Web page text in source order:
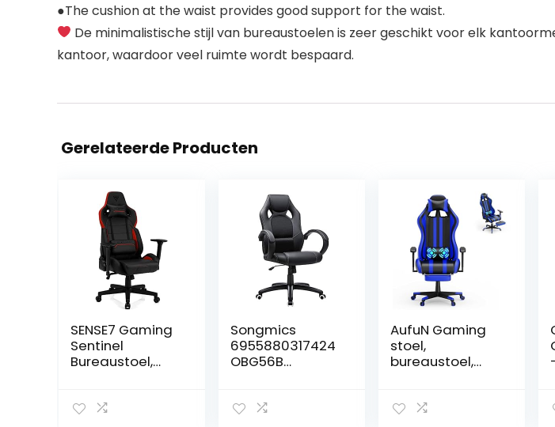
●The cushion at the waist provides good support for the waist.
De minimalistische stijl van bureaustoelen is zeer geschikt voor elk
kantoor, waardoor veel ruimte wordt bespaard.
Gerelateerde Producten
SENSE7 Gaming
Sentinel
Bureaustoel,
stoel,
Songmics
6955880317424
OBG56B
directiestoel,
AufuN Gaming
stoel,
bureaustoel,
lendenkussen,